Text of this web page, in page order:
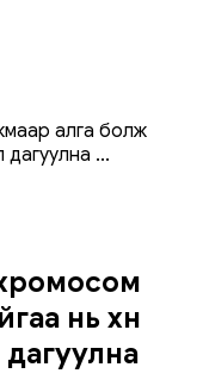
алга болж
дагуулна ...
нь хүн